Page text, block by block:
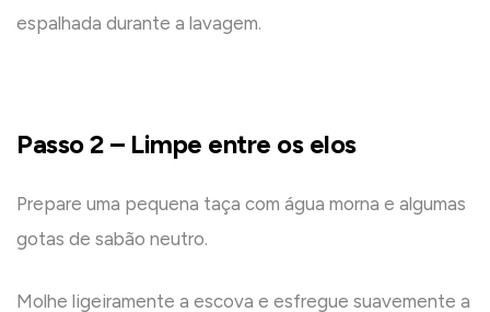
espalhada durante a lavagem.
Passo 2 – Limpe entre os elos
Prepare uma pequena taça com água morna e algumas
gotas de sabão neutro.
Molhe ligeiramente a escova e esfregue suavemente a